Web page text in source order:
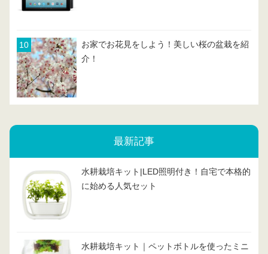
お家でお花見をしよう！美しい桜の盆栽を紹
介！
最新記事
水耕栽培キット|LED照明付き！自宅で本格的
に始める人気セット
水耕栽培キット｜ペットボトルを使ったミニ